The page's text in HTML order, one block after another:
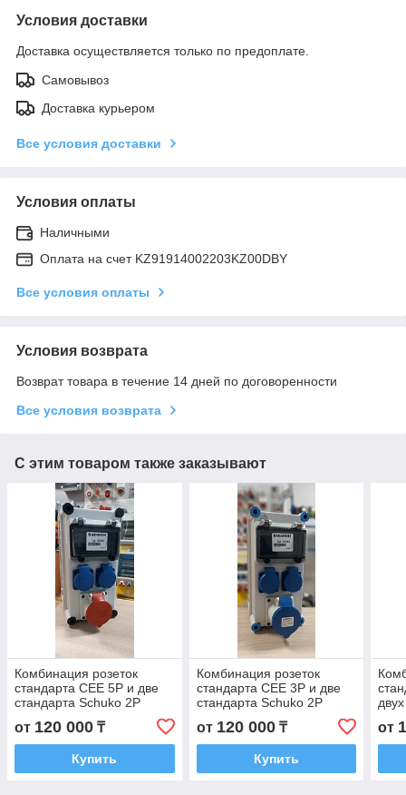
Условия доставки
Доставка осуществляется только по предоплате.
Самовывоз
Доставка курьером
Все условия доставки
Условия оплаты
Наличными
Оплата на счет KZ91914002203KZ00DBY
Все условия оплаты
Условия возврата
Возврат товара в течение 14 дней по договоренности
Все условия возврата
С этим товаром также заказывают
Комбинация розеток
стандарта СЕЕ 5P и две
стандарта Schuko 2P
от 120 000 ₸
Купить
Комбинация розеток
стандарта СЕЕ 3P и две
стандарта Schuko 2P
от 120 000₸
Купить
от